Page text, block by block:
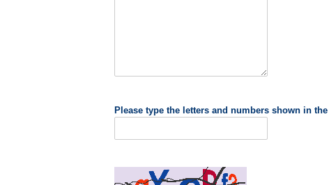
Please type the letters and numbers shown in